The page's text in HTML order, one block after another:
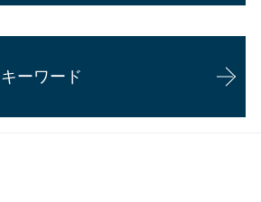
謝料
個人相談
企業
期間
の影響
通帳
おすすめ
メール
由
ーワード